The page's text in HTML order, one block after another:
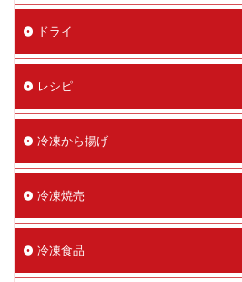
ドライ
レシピ
冷凍から揚げ
冷凍焼売
冷凍食品